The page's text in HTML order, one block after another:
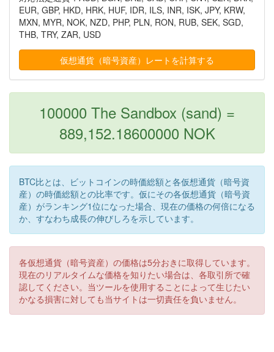
EUR, GBP, HKD, HRK, HUF, IDR, ILS, INR, ISK, JPY, KRW,
MXN, MYR, NOK, NZD, PHP, PLN, RON, RUB, SEK, SGD,
THB, TRY, ZAR, USD
100000 The Sandbox (sand) =
889,152.18600000 NOK
BTC比とは、ビットコインの時価総額と各仮想通貨（暗号資
産）の時価総額との比率です。仮にその各仮想通貨（暗号資
産）がランキング1位になった場合、現在の価格の何倍になる
か、すなわち成長の伸びしろを示しています。
各仮想通貨（暗号資産）の価格は5分おきに取得しています。
現在のリアルタイムな価格を知りたい場合は、各取引所で確
認してください。当ツールを使用することによって生じたい
かなる損害に対しても当サイトは一切責任を負いません。